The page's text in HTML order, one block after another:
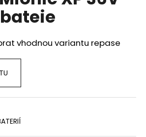
bateie
vhodnou variantu repase